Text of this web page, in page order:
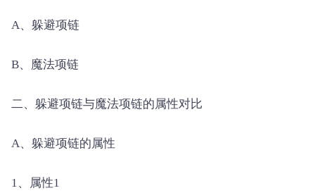
A、躲避项链
B、魔法项链
二、躲避项链与魔法项链的属性对比
A、躲避项链的属性
1、属性1